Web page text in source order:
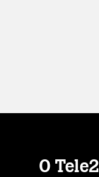
О Tele2